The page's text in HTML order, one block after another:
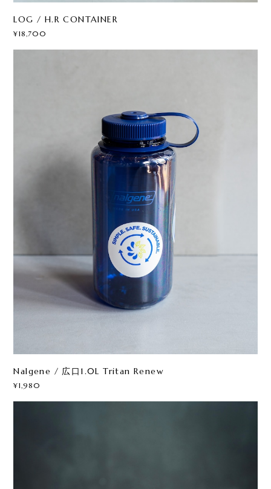
LOG / H.R CONTAINER
¥18,700
Nalgene / 広口1.0L Tritan Renew
¥1,980